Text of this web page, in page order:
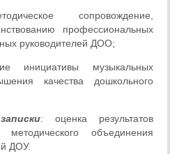
сопровождение,
профессиональных
руководителей ДОО;
инициативы музыкальных
качества дошкольного
: оценка результатов
методического объединения
ДОУ.